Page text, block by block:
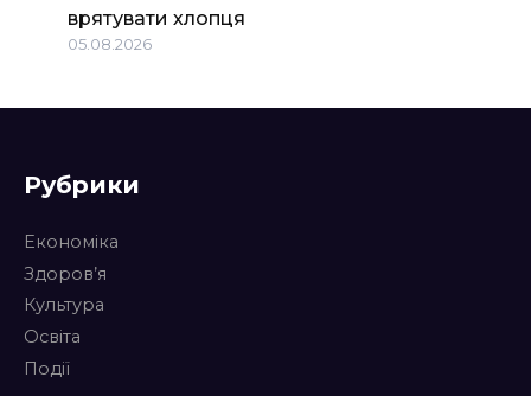
врятувати хлопця
05.08.2026
Рубрики
Економіка
Здоров’я
Культура
Освіта
Події